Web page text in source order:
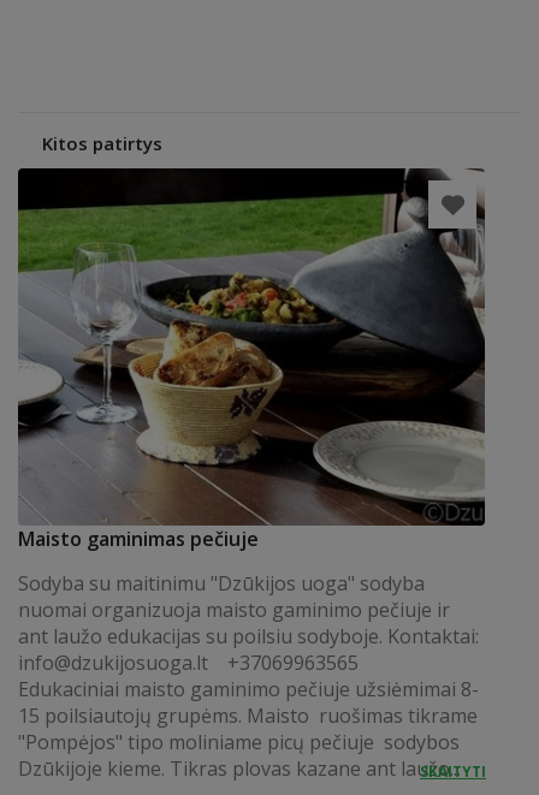
Kitos patirtys
Maisto gaminimas pečiuje
Sodyba su maitinimu "Dzūkijos uoga" sodyba
nuomai organizuoja maisto gaminimo pečiuje ir
ant laužo edukacijas su poilsiu sodyboje. Kontaktai:
info@dzukijosuoga.lt +37069963565
Edukaciniai maisto gaminimo pečiuje užsiėmimai 8-
15 poilsiautojų grupėms. Maisto ruošimas tikrame
"Pompėjos" tipo moliniame picų pečiuje sodybos
Dzūkijoje kieme. Tikras plovas kazane ant laužo...
SKAITYTI